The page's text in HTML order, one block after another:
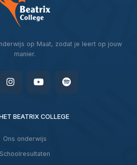
op Maat, zodat je leert op jouw
manier.
BEATRIX COLLEGE
Ons onderwijs
Schoolresultaten